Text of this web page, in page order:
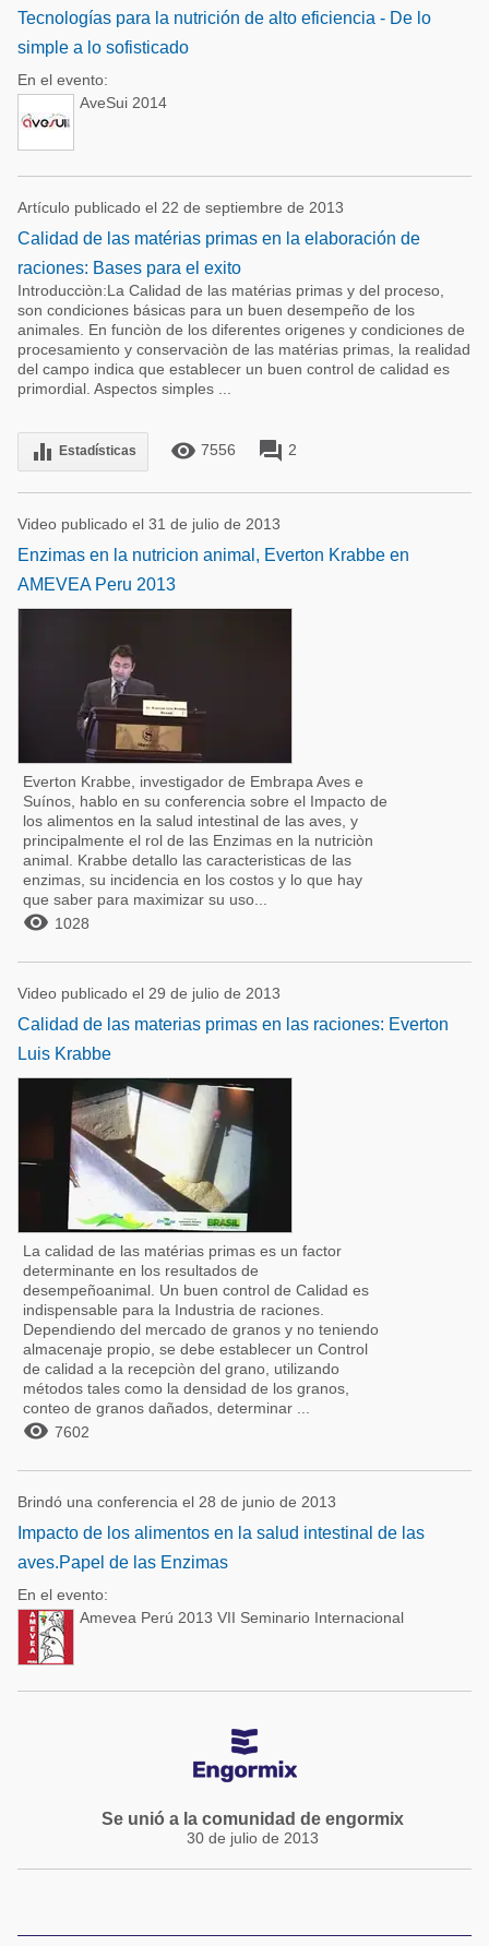
Tecnologías para la nutrición de alto eficiencia - De lo
simple a lo sofisticado
En el evento:
AveSui 2014
Artículo publicado el 22 de septiembre de 2013
Calidad de las matérias primas en la elaboración de
raciones: Bases para el exito
Introducciòn:La Calidad de las matérias primas y del proceso,
son condiciones básicas para un buen desempeño de los
animales. En funciòn de los diferentes origenes y condiciones de
procesamiento y conservaciòn de las matérias primas, la realidad
del campo indica que establecer un buen control de calidad es
primordial. Aspectos simples ...
equalizer Estadísticas remove_red_eye 7556 forum 2
Video publicado el 31 de julio de 2013
Enzimas en la nutricion animal, Everton Krabbe en
AMEVEA Peru 2013
Everton Krabbe, investigador de Embrapa Aves e
Suínos, hablo en su conferencia sobre el Impacto de
los alimentos en la salud intestinal de las aves, y
principalmente el rol de las Enzimas en la nutriciòn
animal. Krabbe detallo las caracteristicas de las
enzimas, su incidencia en los costos y lo que hay
que saber para maximizar su uso...
 1028
Video publicado el 29 de julio de 2013
Calidad de las materias primas en las raciones: Everton
Luis Krabbe
La calidad de las matérias primas es un factor
determinante en los resultados de
desempeñoanimal. Un buen control de Calidad es
indispensable para la Industria de raciones.
Dependiendo del mercado de granos y no teniendo
almacenaje propio, se debe establecer un Control
de calidad a la recepciòn del grano, utilizando
métodos tales como la densidad de los granos,
conteo de granos dañados, determinar ...
 7602
Brindó una conferencia el 28 de junio de 2013
Impacto de los alimentos en la salud intestinal de las
aves.Papel de las Enzimas
En el evento:
Amevea Perú 2013 VII Seminario Internacional
Se unió a la comunidad de engormix
30 de julio de 2013